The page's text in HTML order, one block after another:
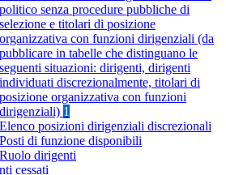
politico senza procedure pubbliche di
selezione e titolari di posizione
organizzativa con funzioni dirigenziali (da
pubblicare in tabelle che distinguano le
seguenti situazioni: dirigenti, dirigenti
individuati discrezionalmente, titolari di
posizione organizzativa con funzioni
dirigenziali) 1
Elenco posizioni dirigenziali discrezionali
Posti di funzione disponibili
Ruolo dirigenti
cessati